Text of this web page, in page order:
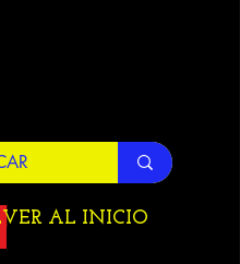
AL INICIO